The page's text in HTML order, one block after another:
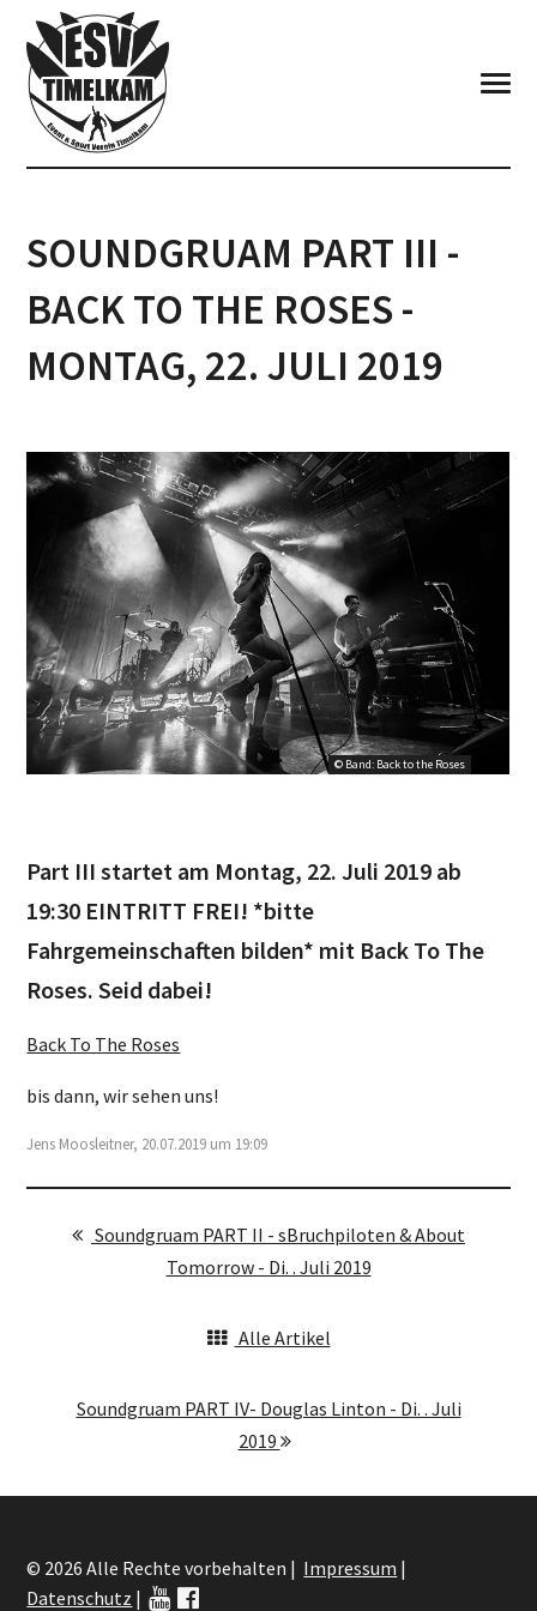
SOUNDGRUAM PART III -
BACK TO THE ROSES -
MONTAG, 22. JULI 2019
© Band: Back to the Roses
Part III startet am Montag, 22. Juli 2019 ab
19:30 EINTRITT FREI! *bitte
Fahrgemeinschaften bilden* mit Back To The
Roses. Seid dabei!
Back To The Roses
bis dann, wir sehen uns!
Jens Moosleitner, 20.07.2019 um 19:09
Soundgruam PART II - sBruchpiloten & About
Tomorrow - Di. . Juli 2019
Alle Artikel
Soundgruam PART IV- Douglas Linton - Di. . Juli
2019
© 2026 Alle Rechte vorbehalten | Impressum |
Datenschutz |